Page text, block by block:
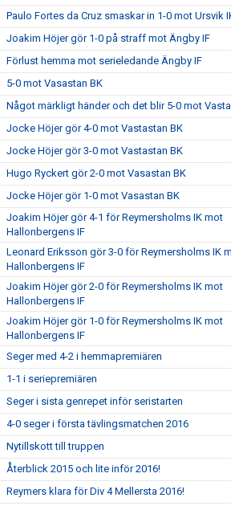
Paulo Fortes da Cruz smaskar in 1-0 mot Ursvik
Joakim Höjer gör 1-0 på straff mot Ängby IF
Förlust hemma mot serieledande Ängby IF
5-0 mot Vasastan BK
Något märkligt händer och det blir 5-0 mot
Jocke Höjer gör 4-0 mot Vastastan BK
Jocke Höjer gör 3-0 mot Vastastan BK
Hugo Ryckert gör 2-0 mot Vasastan BK
Jocke Höjer gör 1-0 mot Vasastan BK
Joakim Höjer gör 4-1 för Reymersholms IK mot
Hallonbergens IF
Leonard Eriksson gör 3-0 för Reymersholms IK
Hallonbergens IF
Joakim Höjer gör 2-0 för Reymersholms IK mot
Hallonbergens IF
Joakim Höjer gör 1-0 för Reymersholms IK mot
Hallonbergens IF
Seger med 4-2 i hemmapremiären
1-1 i seriepremiären
Seger i sista genrepet inför seristarten
4-0 seger i första tävlingsmatchen 2016
Nytillskott till truppen
Återblick 2015 och lite inför 2016!
Reymers klara för Div 4 Mellersta 2016!